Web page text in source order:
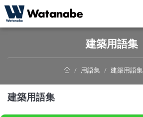
建築用語集
用語集 建築用語集
建築用語集